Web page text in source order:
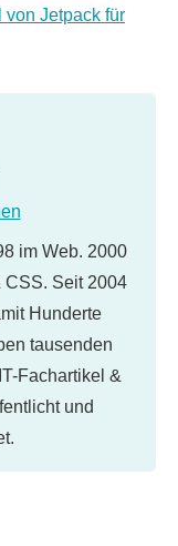
von Jetpack für
im Web. 2000
CSS. Seit 2004
Hunderte
tausenden
Fachartikel &
und